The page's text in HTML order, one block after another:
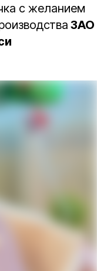
с желанием
ЗАО